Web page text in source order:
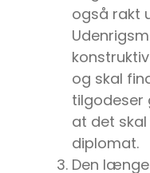
også rakt
og skal
tilgodeser
at det
diplomat.
Den